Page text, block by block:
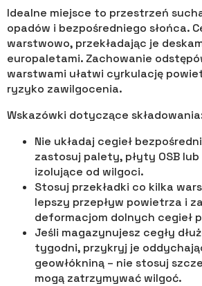
Idealne miejsce to przestrzeń
opadów i bezpośredniego słońca.
warstwowo, przekładając je
europaletami. Zachowanie
warstwami ułatwi cyrkulację
ryzyko zawilgocenia.
Wskazówki dotyczące
Nie układaj cegieł
zastosuj palety, płyty OSB
izolujące od wilgoci.
Stosuj przekładki co kilka
lepszy przepływ powietrza i
deformacjom dolnych cegieł
Jeśli magazynujesz cegły
tygodni, przykryj je
geowłókniną – nie stosuj
mogą zatrzymywać wilgoć.